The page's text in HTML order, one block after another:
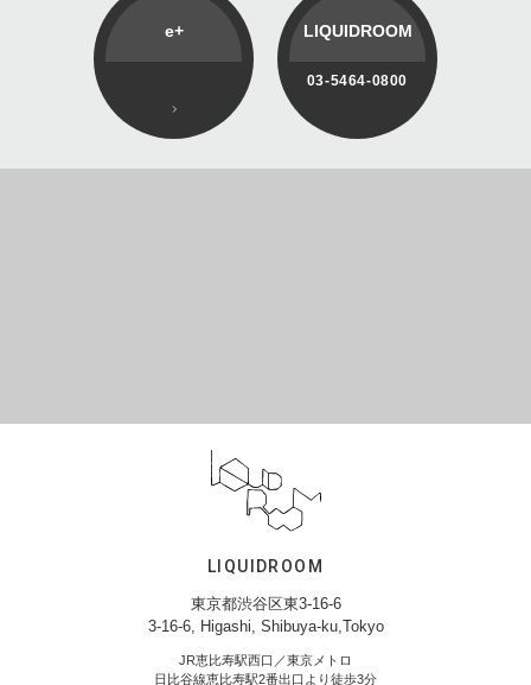
e+ LIQUIDROOM
03-5464-0800
LIQUIDROOM
東京都渋谷区東3-16-6
3-16-6, Higashi, Shibuya-ku,Tokyo
JR恵比寿駅西口／東京メトロ
日比谷線恵比寿駅2番出口より徒歩3分